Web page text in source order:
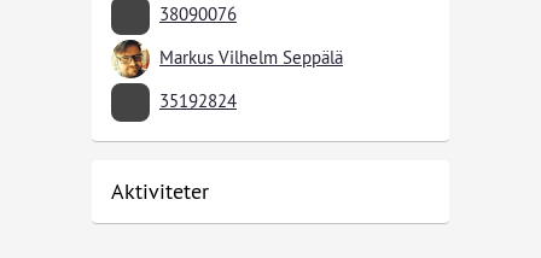
38090076
Markus Vilhelm Seppälä
35192824
Aktiviteter